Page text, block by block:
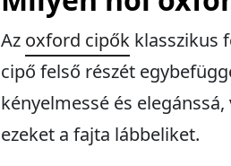
Az oxford cipők klasszikus
cipő felső részét
kényelmessé és
ezeket a fajta lábbeliket.